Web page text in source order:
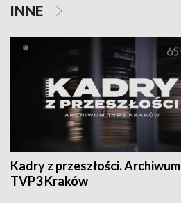
INNE
Kadry z przeszłości. Archiwum
TVP3 Kraków